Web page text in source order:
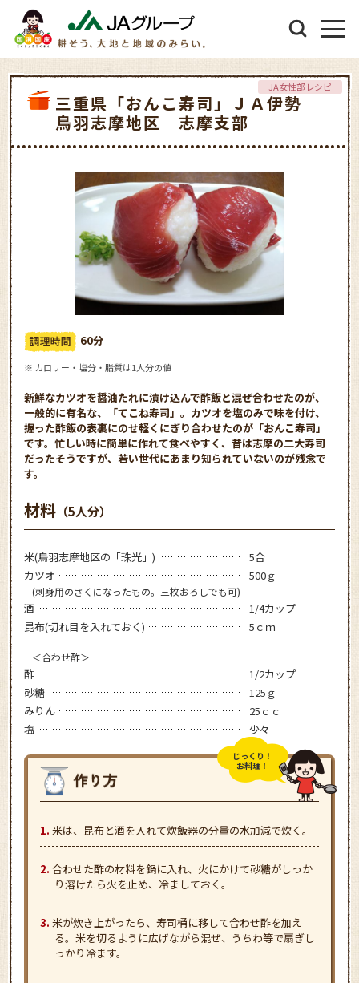
三重県「おんこ寿司」ＪＡ伊勢
鳥羽志摩地区 志摩支部
JA女性部レシピ
60分
※ カロリー・塩分・脂質は1人分の値
新鮮なカツオを醤油たれに漬け込んで酢飯と混ぜ合わせたのが、
一般的に有名な、「てこね寿司」。カツオを塩のみで味を付け、
握った酢飯の表裏にのせ軽くにぎり合わせたのが「おんこ寿司」
です。忙しい時に簡単に作れて食べやすく、昔は志摩の二大寿司
だったそうですが、若い世代にあまり知られていないのが残念で
す。
材料 （5人分）
米(鳥羽志摩地区の「珠光」)
5合
カツオ
500ｇ
(刺身用のさくになったもの。三枚おろしでも可)
酒
1/4カップ
昆布(切れ目を入れておく)
5ｃｍ
＜合わせ酢＞
酢
1/2カップ
砂糖
125ｇ
みりん
25ｃｃ
塩
少々
じっくり！
お料理！
米は、昆布と酒を入れて炊飯器の分量の水加減で炊く。
合わせた酢の材料を鍋に入れ、火にかけて砂糖がしっか
り溶けたら火を止め、冷ましておく。
米が炊き上がったら、寿司桶に移して合わせ酢を加え
る。米を切るように広げながら混ぜ、うちわ等で扇ぎし
っかり冷ます。